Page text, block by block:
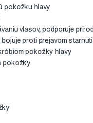
pokožku hlavy
vlasov, podporuje
proti prejavom
pokožky hlavy
pokožky